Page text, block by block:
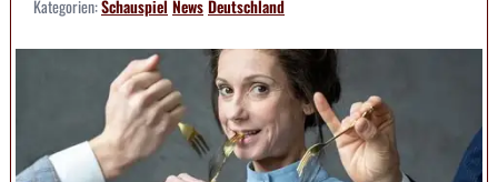
Kategorien:Schauspiel NewsDeutschland